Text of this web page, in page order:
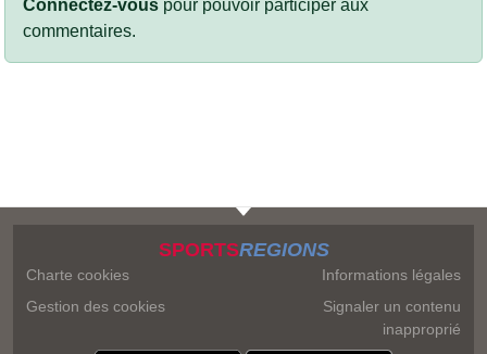
Connectez-vous pour pouvoir participer aux
commentaires.
SPORTSREGIONS
Charte cookies
Gestion des cookies
Informations légales
Signaler un contenu
inapproprié